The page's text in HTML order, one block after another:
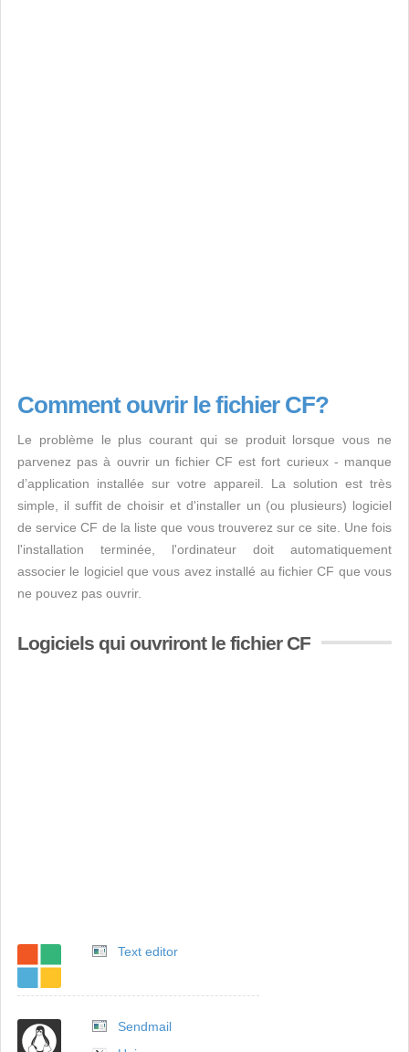
Comment ouvrir le fichier CF?
Le problème le plus courant qui se produit lorsque vous ne
parvenez pas à ouvrir un fichier CF est fort curieux - manque
d’application installée sur votre appareil. La solution est très
simple, il suffit de choisir et d'installer un (ou plusieurs) logiciel
de service CF de la liste que vous trouverez sur ce site. Une fois
l'installation terminée, l'ordinateur doit automatiquement
associer le logiciel que vous avez installé au fichier CF que vous
ne pouvez pas ouvrir.
Logiciels qui ouvriront le fichier CF
Text editor
Sendmail